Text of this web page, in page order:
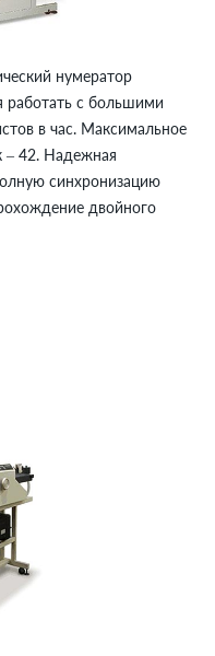
нумератор
с большими
в час. Максимальное
– 42. Надежная
синхронизацию
двойного